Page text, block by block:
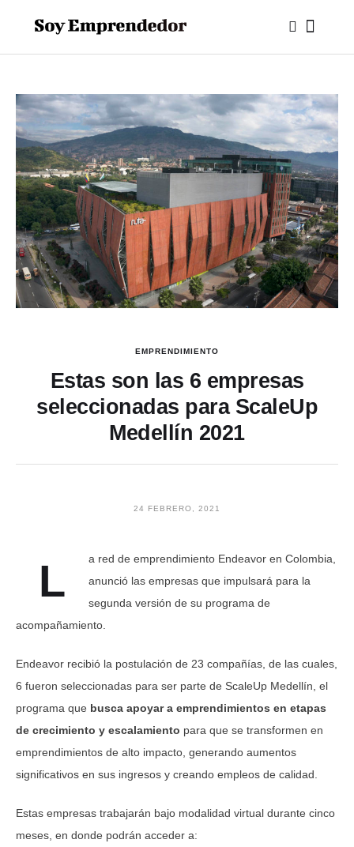
EMPRENDIMIENTO
Estas son las 6 empresas
seleccionadas para ScaleUp
Medellín 2021
24 FEBRERO, 2021
L
a red de emprendimiento Endeavor en Colombia,
anunció las empresas que impulsará para la
segunda versión de su programa de
acompañamiento.
Endeavor recibió la postulación de 23 compañías, de las cuales,
6 fueron seleccionadas para ser parte de ScaleUp Medellín, el
programa que busca apoyar a emprendimientos en etapas
de crecimiento y escalamiento para que se transformen en
emprendimientos de alto impacto, generando aumentos
significativos en sus ingresos y creando empleos de calidad.
Estas empresas trabajarán bajo modalidad virtual durante cinco
meses, en donde podrán acceder a: